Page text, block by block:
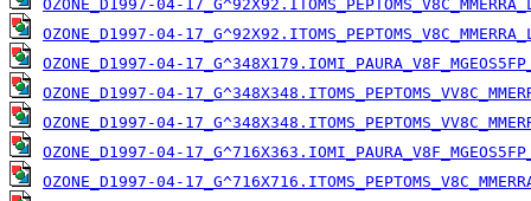
OZONE_D1997-04-
OZONE_D1997-04-
OZONE_D1997-04-
OZONE_D1997-04-
OZONE_D1997-04-
OZONE_D1997-04-
OZONE_D1997-04-